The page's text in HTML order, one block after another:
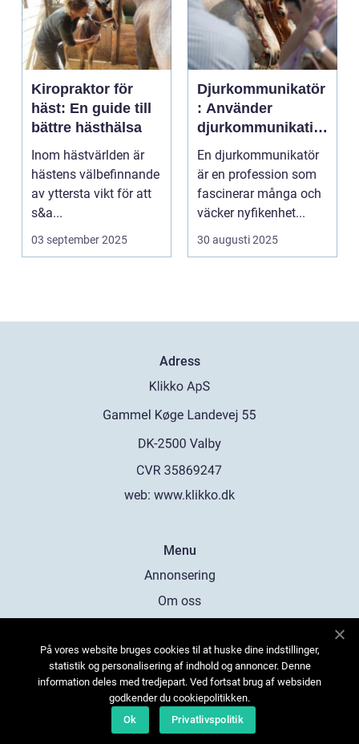
Kiropraktor för
häst: En guide till
bättre hästhälsa
Inom hästvärlden är
hästens välbefinnande
av yttersta vikt för att
s&a...
03 september 2025
Djurkommunikatör
: Använder
djurkommunikatio
n för behandling
av djur
En djurkommunikatör
är en profession som
fascinerar många och
väcker nyfikenhet...
30 augusti 2025
Adress
web: www.klikko.dk
Menu
Annonsering
Om oss
Kontakta oss
Sitemap
På vores website bruges cookies til at huske dine indstillinger,
statistik og personalisering af indhold og annoncer. Denne
information deles med tredjepart. Ved fortsat brug af websiden
godkender du cookiepolitikken.
Ok
Privatlivspolitik